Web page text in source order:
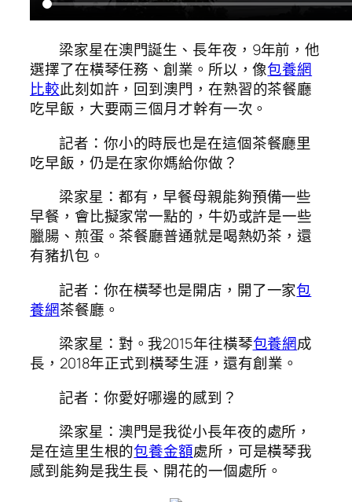
梁家星在澳門誕生、長年夜，9年前，他
選擇了在橫琴任務、創業。所以，像包養網
比較此刻如許，回到澳門，在熟習的茶餐廳
吃早飯，大要兩三個月才幹有一次。
記者：你小的時辰也是在這個茶餐廳里
吃早飯，仍是在家你媽給你做？
梁家星：都有，早餐母親能夠預備一些
早餐，會比擬家常一點的，牛奶或許是一些
臘腸、煎蛋。茶餐廳普通就是喝熱奶茶，還
有豬扒包。
記者：你在橫琴也是開店，開了一家包
養網茶餐廳。
梁家星：對。我2015年往橫琴包養網成
長，2018年正式到橫琴生涯，還有創業。
記者：你愛好哪邊的感到？
梁家星：澳門是我從小長年夜的處所，
是在這里生根的包養金額處所，可是橫琴我
感到能夠是我生長、開花的一個處所。